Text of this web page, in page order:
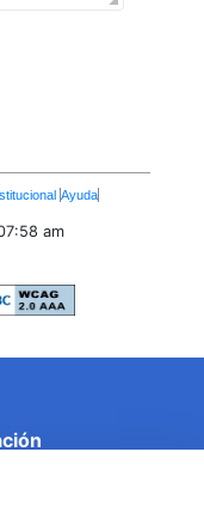
Ayuda
am
y Crédito